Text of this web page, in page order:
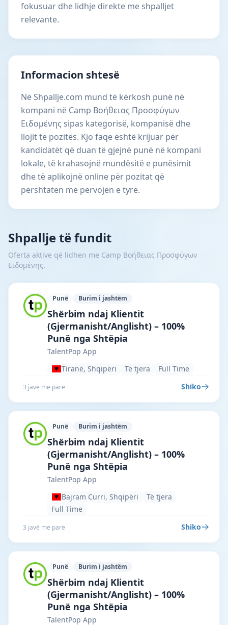
fokusuar dhe lidhje direkte me shpalljet
relevante.
Informacion shtesë
Në Shpallje.com mund të kërkosh punë në
kompani në Camp Βοήθειας Προσφύγων
Ειδoμένης sipas kategorisë, kompanisë dhe
llojit të pozitës. Kjo faqe është krijuar për
kandidatët që duan të gjejnë punë në kompani
lokale, të krahasojnë mundësitë e punësimit
dhe të aplikojnë online për pozitat që
përshtaten me përvojën e tyre.
Shpallje të fundit
Oferta aktive që lidhen me Camp Βοήθειας Προσφύγων
Ειδoμένης.
Punë Burim i jashtëm
TalentPop App · Tiranë · #7292 —
Shërbim ndaj Klientit
(Gjermanisht/Anglisht) – 100%
Punë nga Shtëpia
TalentPop App
Tiranë, Shqipëri
Të tjera Full Time
3 javë më parë Shiko
Punë Burim i jashtëm
TalentPop App · Bajram Curri · #7290 —
Shërbim ndaj Klientit
(Gjermanisht/Anglisht) – 100%
Punë nga Shtëpia
TalentPop App
Bajram Curri, Shqipëri
Të tjera
Full Time
3 javë më parë Shiko
Punë Burim i jashtëm
TalentPop App · Durrësi · #7289 —
Shërbim ndaj Klientit
(Gjermanisht/Anglisht) – 100%
Punë nga Shtëpia
TalentPop App